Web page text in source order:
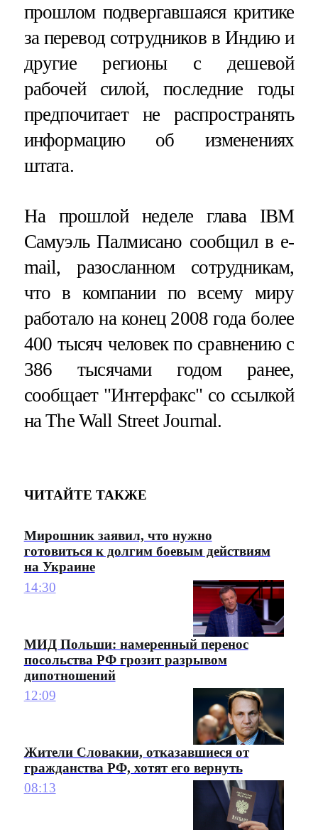
прошлом подвергавшаяся критике
за перевод сотрудников в Индию и
другие регионы с дешевой
рабочей силой, последние годы
предпочитает не распространять
информацию об изменениях
штата.
На прошлой неделе глава IBM
Самуэль Палмисано сообщил в e-
mail, разосланном сотрудникам,
что в компании по всему миру
работало на конец 2008 года более
400 тысяч человек по сравнению с
386 тысячами годом ранее,
сообщает "Интерфакс" со ссылкой
на The Wall Street Journal.
ЧИТАЙТЕ ТАКЖЕ
Мирошник заявил, что нужно
готовиться к долгим боевым действиям
на Украине
14:30
МИД Польши: намеренный перенос
посольства РФ грозит разрывом
дипотношений
12:09
Жители Словакии, отказавшиеся от
гражданства РФ, хотят его вернуть
08:13